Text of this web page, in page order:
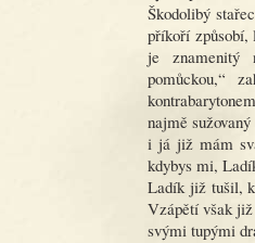
Škodolibý
příkoří způsobí,
je znamenitý
pomůckou,“
najmě
i já již mám
kdybys mi,
Ladík již tušil,
Vzápětí však
svými tupými